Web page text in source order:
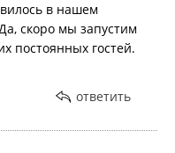
в нашем
скоро мы запустим
постоянных гостей.
ответить